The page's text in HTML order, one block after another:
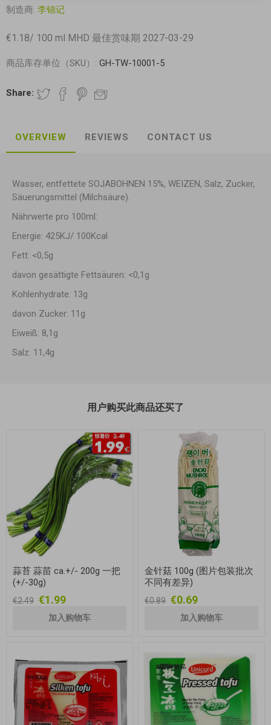
制造商: 李锦记
€1.18/ 100 ml MHD 最佳赏味期 2027-03-29
商品库存单位（SKU）: GH-TW-10001-5
Share:
OVERVIEW REVIEWS CONTACT US
Wasser, entfettete SOJABOHNEN 15%, WEIZEN, Salz, Zucker,
Säuerungsmittel (Milchsäure).
Nährwerte pro 100ml:
Energie: 425KJ/ 100Kcal
Fett: <0,5g
davon gesättigte Fettsäuren: <0,1g
Kohlenhydrate: 13g
davon Zucker: 11g
Eiweiß: 8,1g
Salz: 11,4g
用户购买此商品还买了
蒜苔 蒜苗 ca.+/- 200g 一把
(+/-30g)
€2.49 €1.99
金针菇 100g (图片包装批次
不同有差异)
€0.89 €0.69